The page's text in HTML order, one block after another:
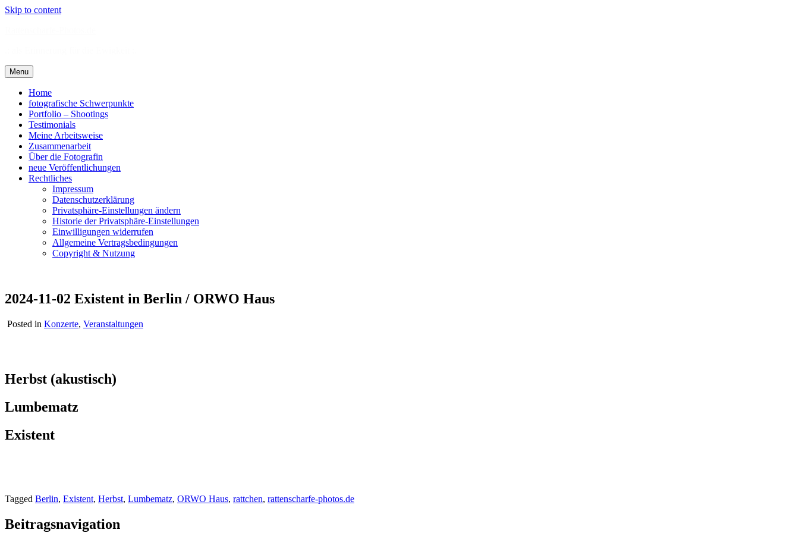
Skip to content
Menu
Home
fotografische Schwerpunkte
Portfolio – Shootings
Testimonials
Meine Arbeitsweise
Zusammenarbeit
Über die Fotografin
neue Veröffentlichungen
Rechtliches
Impressum
Datenschutzerklärung
Privatsphäre-Einstellungen ändern
Historie der Privatsphäre-Einstellungen
Einwilligungen widerrufen
Allgemeine Vertragsbedingungen
Copyright & Nutzung
2024-11-02 Existent in Berlin / ORWO Haus
Posted in Konzerte, Veranstaltungen
Herbst (akustisch)
Lumbematz
Existent
Tagged Berlin, Existent, Herbst, Lumbematz, ORWO Haus, rattchen, rattenscharfe-photos.de
Beitragsnavigation